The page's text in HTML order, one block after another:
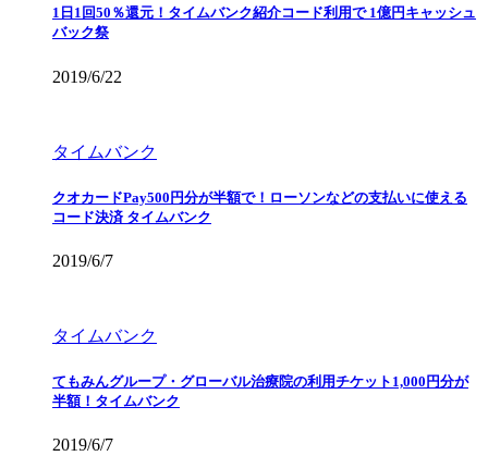
1日1回50％還元！タイムバンク紹介コード利用で 1億円キャッシュ
バック祭
2019/6/22
タイムバンク
クオカードPay500円分が半額で！ローソンなどの支払いに使える
コード決済 タイムバンク
2019/6/7
タイムバンク
てもみんグループ・グローバル治療院の利用チケット1,000円分が
半額！タイムバンク
2019/6/7